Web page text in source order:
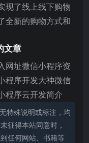
现了线上线下购物
全新的购物方式和
文章
网址微信小程序资
程序开发大神微信
程序云开发简介
特殊说明或标注，均
征得本站同意时，
任何网站、书籍等